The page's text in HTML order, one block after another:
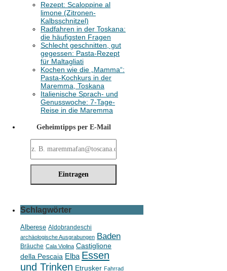
Rezept: Scaloppine al
limone (Zitronen-
Kalbsschnitzel)
Radfahren in der Toskana:
die häufigsten Fragen
Schlecht geschnitten, gut
gegessen: Pasta-Rezept
für Maltagliati
Kochen wie die „Mamma“:
Pasta-Kochkurs in der
Maremma, Toskana
Italienische Sprach- und
Genusswoche: 7-Tage-
Reise in die Maremma
Geheimtipps per E-Mail
Schlagwörter
Alberese Aldobrandeschi
archäologische Ausgrabungen Baden
Bräuche Cala Violina Castiglione
della Pescaia Elba Essen
und Trinken Etrusker Fahrrad